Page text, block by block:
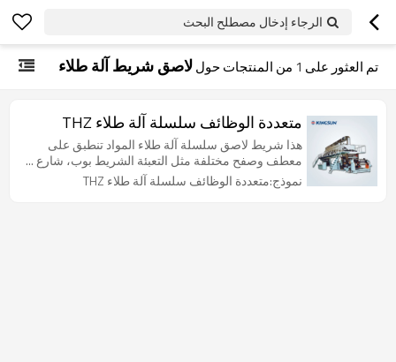
الرجاء إدخال مصطلح البحث
تم العثور على 1 من المنتجات حوللاصق شريط آلة طلاء
متعددة الوظائف سلسلة آلة طلاء THZ
هذا شريط لاصق سلسلة آلة طلاء المواد تنطبق على
معطف وصفح مختلفة مثل التعبئة الشريط بوب، شارع ...
نموذج:متعددة الوظائف سلسلة آلة طلاء THZ